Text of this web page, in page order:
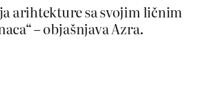
arihtekture sa svojim ličnim
– objašnjava Azra.